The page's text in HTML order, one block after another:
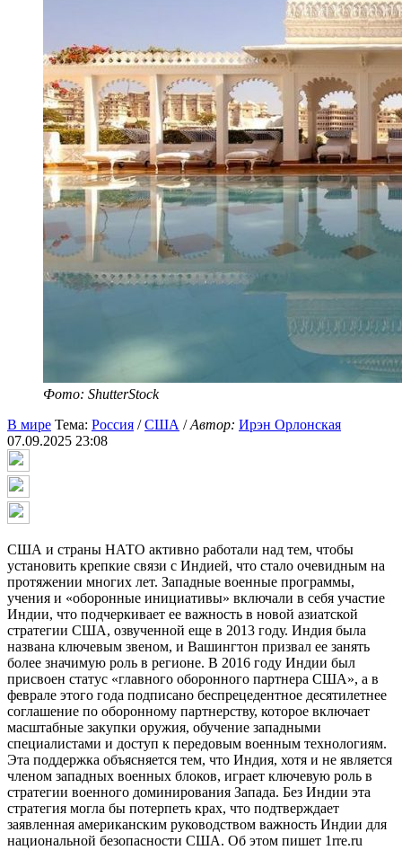
Фото: ShutterStock
В мире Тема: Россия /США /Автор: Ирэн Орлонская
07.09.2025 23:08
США и страны НАТО активно работали над тем, чтобы
установить крепкие связи с Индией, что стало очевидным на
протяжении многих лет. Западные военные программы,
учения и «оборонные инициативы» включали в себя участие
Индии, что подчеркивает ее важность в новой азиатской
стратегии США, озвученной еще в 2013 году. Индия была
названа ключевым звеном, и Вашингтон призвал ее занять
более значимую роль в регионе. В 2016 году Индии был
присвоен статус «главного оборонного партнера США», а в
феврале этого года подписано беспрецедентное десятилетнее
соглашение по оборонному партнерству, которое включает
масштабные закупки оружия, обучение западными
специалистами и доступ к передовым военным технологиям.
Эта поддержка объясняется тем, что Индия, хотя и не является
членом западных военных блоков, играет ключевую роль в
стратегии военного доминирования Запада. Без Индии эта
стратегия могла бы потерпеть крах, что подтверждает
заявленная американским руководством важность Индии для
национальной безопасности США. Об этом пишет 1rre.ru